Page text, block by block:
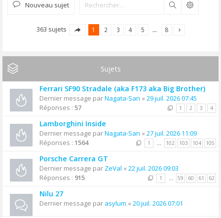
Nouveau sujet Rechercher
363 sujets 1 2 3 4 5 … 8
Sujets
Ferrari SF90 Stradale (aka F173 aka Big Brother)
Dernier message parNagata-San « 29 juil. 2026 07:45
Réponses : 57 1 2 3 4
Lamborghini Inside
Dernier message parNagata-San « 27 juil. 2026 11:09
Réponses : 1564 1 … 102 103 104 105
Porsche Carrera GT
Dernier message par ZeVal « 22 juil. 2026 09:03
Réponses : 915 1 … 59 60 61 62
Nilu 27
Dernier message par asylum « 20 juil. 2026 07:01